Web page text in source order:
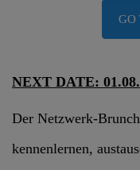
GO
NEXT DATE:
Der Netzwerk-
kennenlernen,